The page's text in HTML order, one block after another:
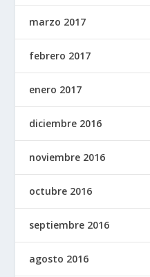
marzo 2017
febrero 2017
enero 2017
diciembre 2016
noviembre 2016
octubre 2016
septiembre 2016
agosto 2016